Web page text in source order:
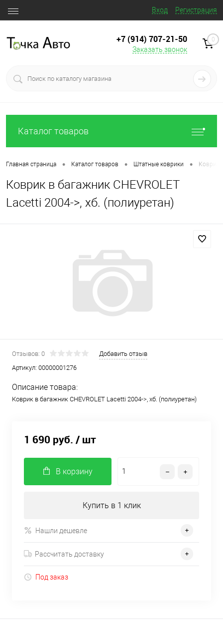
Вход Регистрация
+7 (914) 707‒21‒50
Заказать звонок
0
Каталог товаров
Главная страница • Каталог товаров • Штатные коврики • Коврик
Коврик в багажник CHEVROLET
Lacetti 2004->, хб. (полиуретан)
Отзывов: 0
Добавить отзыв
Артикул: 00000001276
Описание товара:
Коврик в багажник CHEVROLET Lacetti 2004->, хб. (полиуретан)
1 690 руб. / шт
В корзину
Купить в 1 клик
Нашли дешевле
Рассчитать доставку
Под заказ